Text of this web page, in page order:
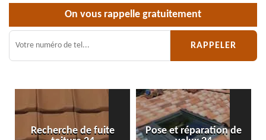
On vous rappelle gratuitement
Recherche de fuite
Pose et réparation de